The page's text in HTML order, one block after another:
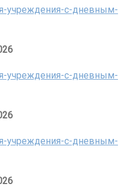
учреждения-с-дневным-
учреждения-с-дневным-
учреждения-с-дневным-